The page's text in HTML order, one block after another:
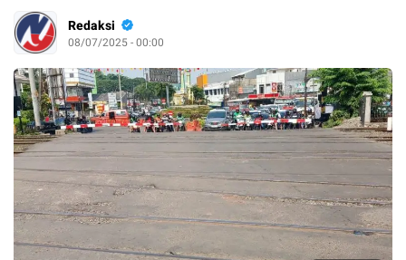
Redaksi
08/07/2025 - 00:00